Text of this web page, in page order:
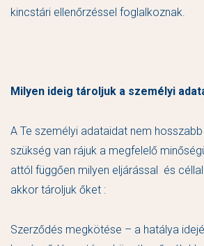
kincstári ellenőrzéssel foglalkoznak.
Milyen ideig tároljuk a személyi
A Te személyi adataidat nem
szükség van rájuk a megfelelő
attól függően milyen eljárással és
akkor tároljuk őket :
Szerződés megkötése – a hatálya